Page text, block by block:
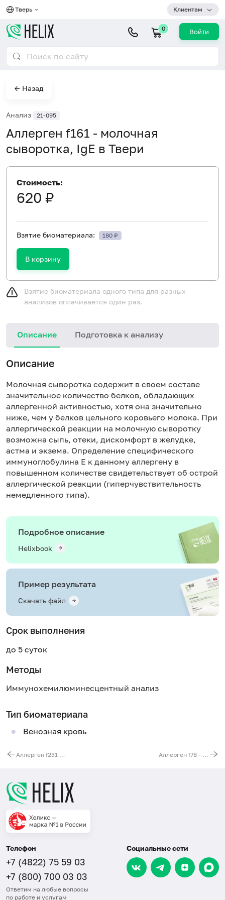
Тверь Клиентам
0 Войти
← Назад
Анализ 21-095
Аллерген f161 - молочная
сыворотка, IgE в Твери
Стоимость:
620 ₽
Взятие биоматериала: 180 ₽
В корзину
Взятие биоматериала одного типа для разных
анализов оплачивается один раз.
Описание Подготовка к анализу
Описание
Молочная сыворотка содержит в своем составе
значительное количество белков, обладающих
аллергенной активностью, хотя она значительно
ниже, чем у белков цельного коровьего молока. При
аллергической реакции на молочную сыворотку
возможна сыпь, отеки, дискомфорт в желудке,
астма и экзема. Определение специфического
иммуноглобулина Е к данному аллергену в
повышенном количестве свидетельствует об острой
аллергической реакции (гиперчувствительность
немедленного типа).
Подробное описание
Helixbook
Пример результата
Скачать файл
Срок выполнения
до 5 суток
Методы
Иммунохемилюминесцентный анализ
Тип биоматериала
Венозная кровь
Аллерген f231 - кипяченое молоко, IgE Аллерген f78 - казеин, IgE
Телефон
+7 (4822) 75 59 03
+7 (800) 700 03 03
Ответим на любые вопросы
по работе и услугам
Социальные сети